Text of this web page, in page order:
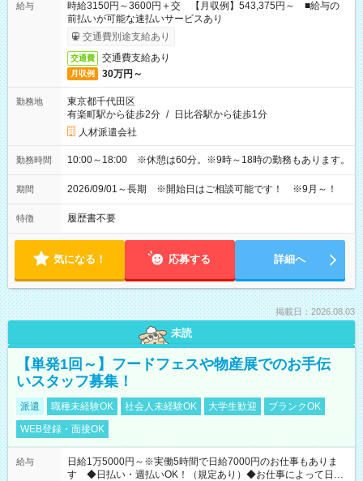
給与
時給3150円～3600円＋交 【月収例】543,375円～ ■給与の
前払いが可能な速払いサービスあり
交通費別途支給あり
交通費 交通費支給あり
月収例 30万円～
勤務地
東京都千代田区
有楽町駅から徒歩2分 / 日比谷駅から徒歩1分
人材派遣会社
勤務時間 10:00～18:00 ※休憩は60分。※9時～18時の勤務もあります。
期間 2026/09/01～長期 ※開始日はご相談可能です！ ※9月～！
特徴 履歴書不要
気になる！ 応募する 詳細へ
掲載日：2026.08.03
未読
【単発1回～】フードフェスや物産展でのお手伝
いスタッフ募集！
派遣 職種未経験OK 社会人未経験OK 大学生歓迎
ブランクOK
WEB登録・面接OK
給与
日給1万5000円～※実働5時間で日給7000円のお仕事もありま
す ◆日払い・週払いOK！（規定あり）◆お仕事によって日給